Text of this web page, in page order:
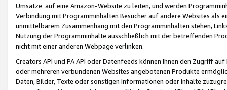
Umsätze auf eine Amazon-Website zu leiten, und werden
Verbindung mit Programminhalten Besucher auf andere Websites als
unmittelbarem Zusammenhang mit den Programminhalten stehen,
Nutzung der Programminhalte ausschließlich mit der betreffenden
nicht mit einer anderen Webpage verlinken.
Creators API und PA API oder Datenfeeds können Ihnen den Zugriff
oder mehreren verbundenen Websites angebotenen Produkte
Daten, Bilder, Texte oder sonstigen Informationen oder Inhalte